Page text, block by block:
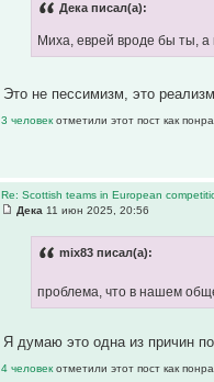
Дека писал(а):
Миха, еврей вроде бы ты, а
Это не пессимизм, это
3 человекотметили этот пост как
Re: Scottish teams in European
Дека 11 июн 2025, 20:56
mix83 писал(а):
проблема, что в нашем
Я думаю это одна из причин
4 человекотметили этот пост как